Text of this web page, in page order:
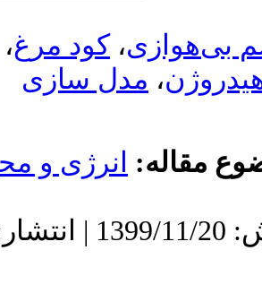
کود مرغ ،
سازی
و محیط
دریافت: 1399/10/20 | پذیرش: 1399/11/20 | انتشار: